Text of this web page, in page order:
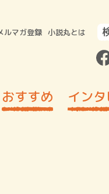
ルマガ登録 小説丸とは
おすすめ イン